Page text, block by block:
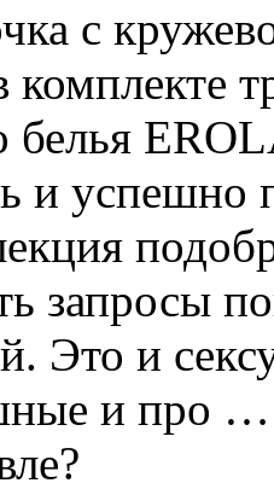
с
комплекте
белья
и успешно
запросы
Это и
и про …